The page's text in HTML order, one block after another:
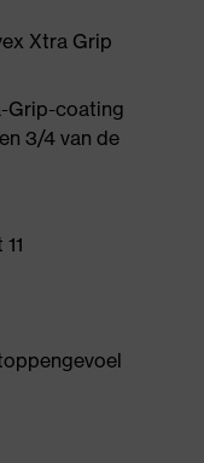
Xtra Grip
Grip-coating
3/4 van de